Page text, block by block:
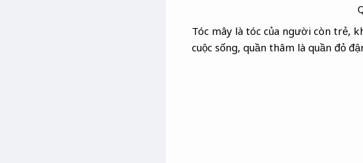
Tóc mây là tóc của người còn trẻ,
cuộc sống, quần thâm là quần đỏ